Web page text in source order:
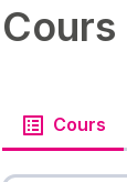
Cours